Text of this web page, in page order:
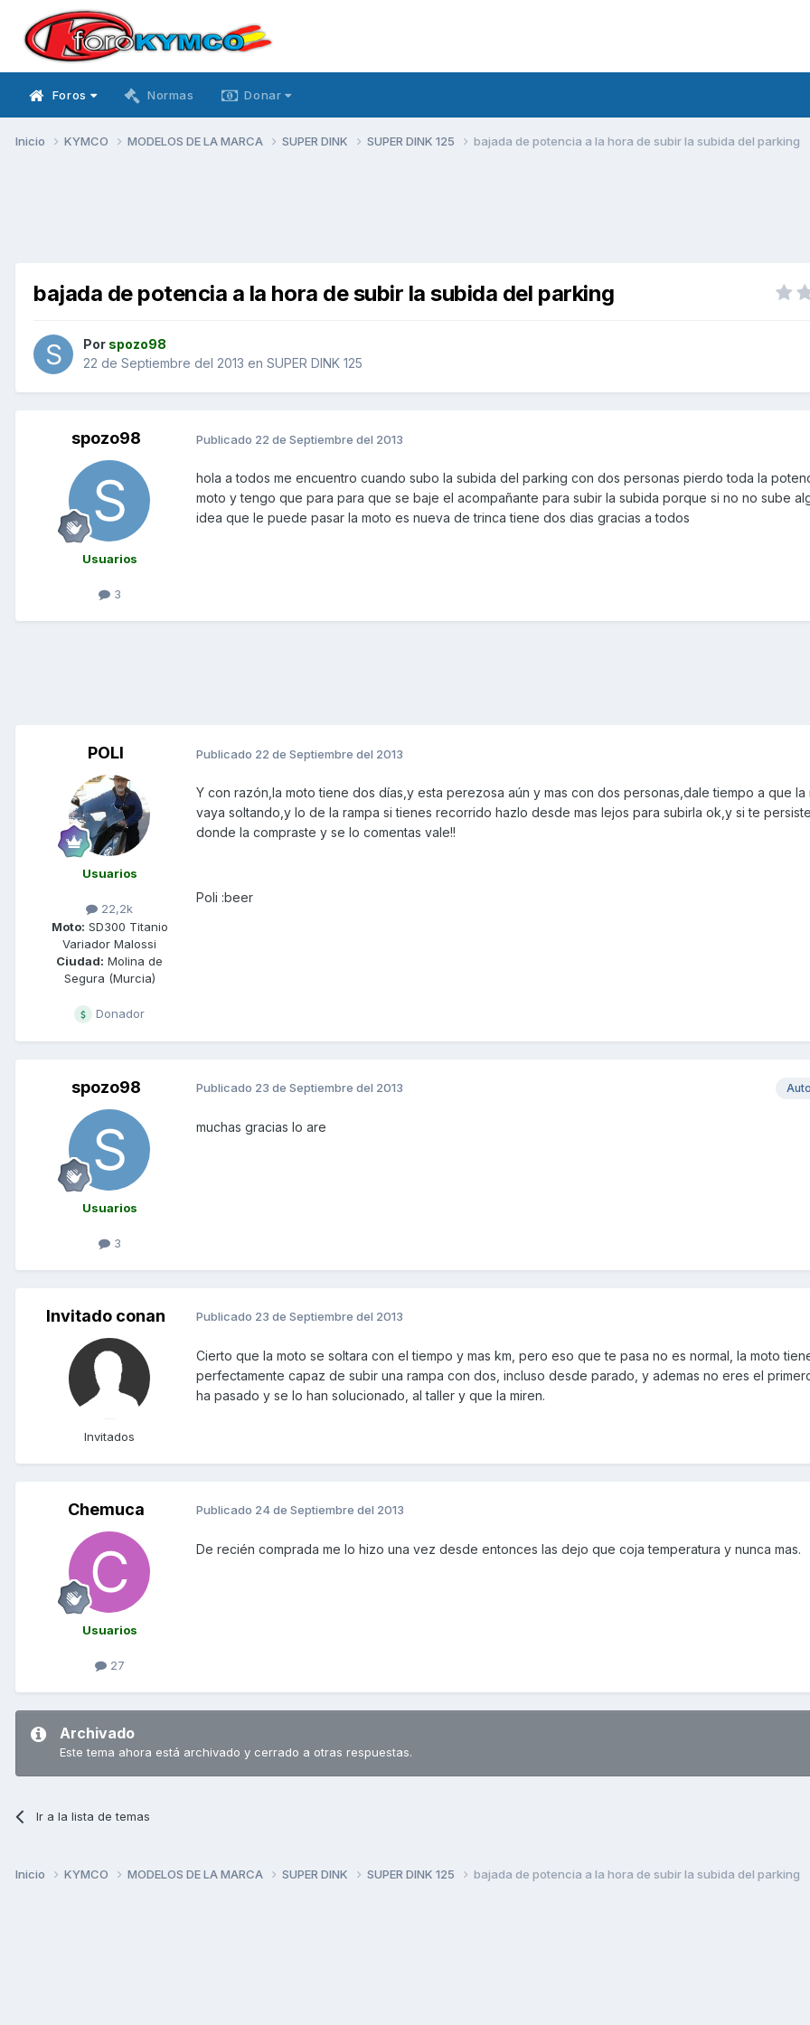
Foros Normas Donar
Inicio KYMCO MODELOS DE LA MARCA SUPER DINK SUPER DINK 125 bajada de potencia a la hora de subir la subida del parking
bajada de potencia a la hora de subir la subida del parking
Por spozo98
22 de Septiembre del 2013 en SUPER DINK 125
spozo98
Usuarios
3
Publicado 22 de Septiembre del 2013
hola a todos me encuentro cuando subo la subida del parking con dos personas pierdo toda la
moto y tengo que para para que se baje el acompañante para subir la subida porque si no no sube
idea que le puede pasar la moto es nueva de trinca tiene dos dias gracias a todos
POLI
Usuarios
22,2k
Moto: SD300 Titanio
Variador Malossi
Ciudad: Molina de
Segura (Murcia)
Donador
Publicado 22 de Septiembre del 2013
Y con razón,la moto tiene dos días,y esta perezosa aún y mas con dos personas,dale tiempo a que la
vaya soltando,y lo de la rampa si tienes recorrido hazlo desde mas lejos para subirla ok,y si te
donde la compraste y se lo comentas vale!!
Poli :beer
spozo98
Usuarios
3
Publicado 23 de Septiembre del 2013
muchas gracias lo are
Invitado conan
Invitados
Publicado 23 de Septiembre del 2013
Cierto que la moto se soltara con el tiempo y mas km, pero eso que te pasa no es normal, la moto
perfectamente capaz de subir una rampa con dos, incluso desde parado, y ademas no eres el
ha pasado y se lo han solucionado, al taller y que la miren.
Chemuca
Usuarios
27
Publicado 24 de Septiembre del 2013
De recién comprada me lo hizo una vez desde entonces las dejo que coja temperatura y nunca mas.
Archivado
Este tema ahora está archivado y cerrado a otras respuestas.
Ir a la lista de temas
Inicio KYMCO MODELOS DE LA MARCA SUPER DINK SUPER DINK 125 bajada de potencia a la hora de subir la subida del parking